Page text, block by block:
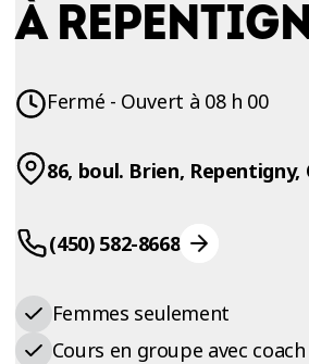
À
Fermé - Ouvert à 08 h 00
86, boul. Brien, Repentigny,
(450) 582-8668
Femmes seulement
Cours en groupe avec coach